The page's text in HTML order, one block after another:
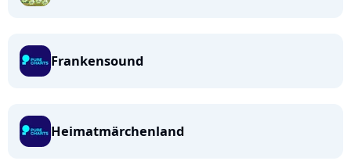
Frankensound
Heimatmärchenland